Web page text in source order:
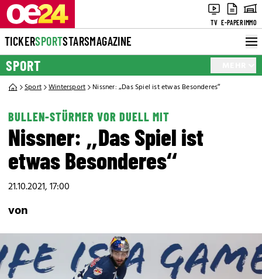
TV E-PAPERIMMO
TICKERSPORTSTARSMAGAZINE
SPORT
Sport Wintersport Nissner: „Das Spiel ist etwas Besonderes“
BULLEN-STÜRMER VOR DUELL MIT
Nissner: „Das Spiel ist
etwas Besonderes“
21.10.2021, 17:00
von